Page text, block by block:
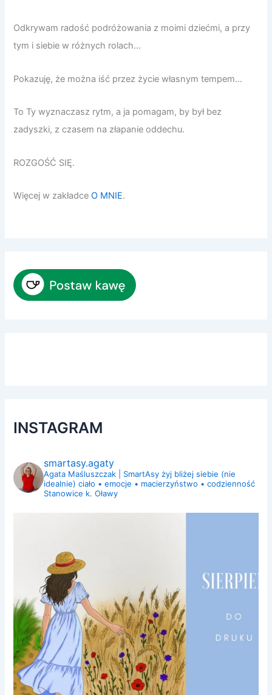
Odkrywam radość podróżowania z moimi dziećmi, a przy
tym i siebie w różnych rolach…
Pokazuję, że można iść przez życie własnym tempem…
To Ty wyznaczasz rytm, a ja pomagam, by był bez
zadyszki, z czasem na złapanie oddechu.
ROZGOŚĆ SIĘ.
Więcej w zakładceO MNIE.
INSTAGRAM
smartasy.agaty
Agata Maśluszczak | SmartAsy żyj bliżej siebie (nie
idealnie) ciało • emocje • macierzyństwo • codzienność
Stanowice k. Oławy